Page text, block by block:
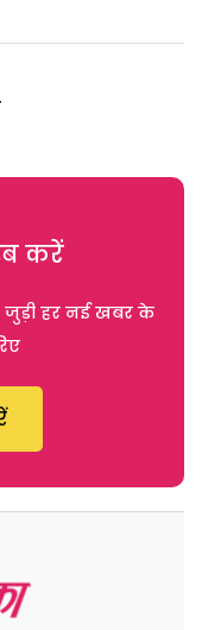
करें
हर नई खबर के